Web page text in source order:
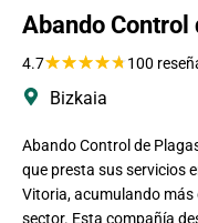
Abando Control
4.7★★★★★ 100
Bizkaia
Abando Control de
que presta sus servicios
Vitoria, acumulando más
sector. Esta compañía